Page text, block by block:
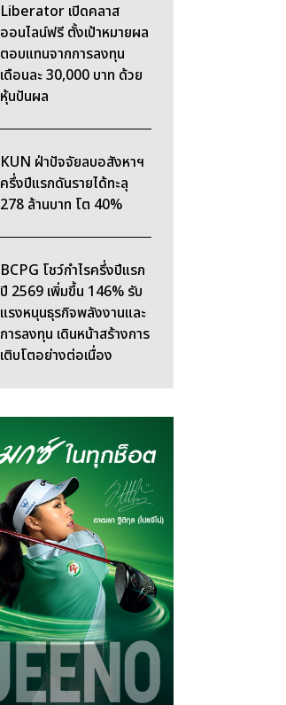
Liberator เปิดคลาส
ออนไลน์ฟรี ตั้งเป้าหมายผล
ตอบแทนจากการลงทุน
เดือนละ 30,000 บาท ด้วย
หุ้นปันผล
KUN ฝ่าปัจจัยลบอสังหาฯ
ครึ่งปีแรกดันรายได้ทะลุ
278 ล้านบาท โต 40%
BCPG โชว์กำไรครึ่งปีแรก
ปี 2569 เพิ่มขึ้น 146% รับ
แรงหนุนธุรกิจพลังงานและ
การลงทุน เดินหน้าสร้างการ
เติบโตอย่างต่อเนื่อง